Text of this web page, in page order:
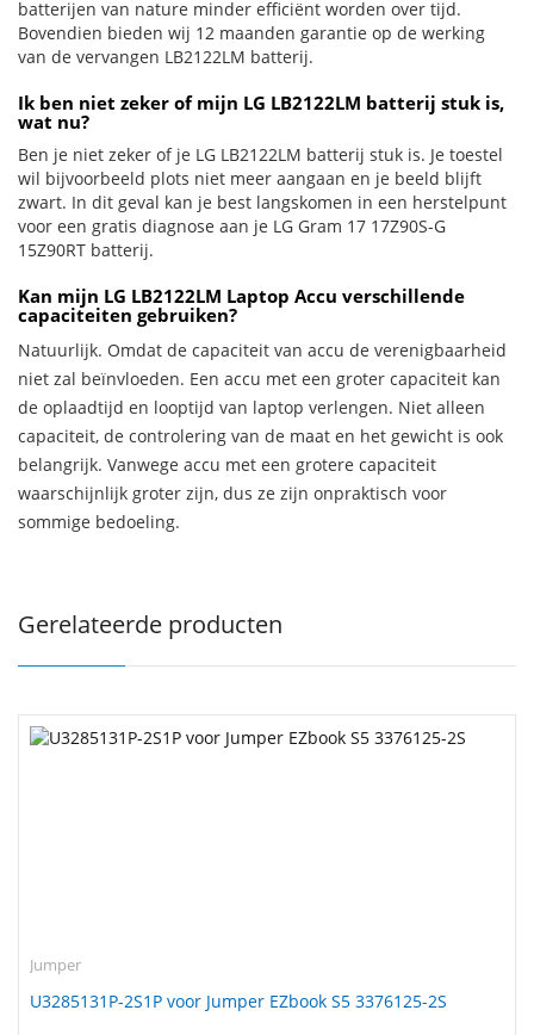
batterijen van nature minder efficiënt worden over tijd.
Bovendien bieden wij 12 maanden garantie op de werking
van de vervangen LB2122LM batterij.
Ik ben niet zeker of mijn LG LB2122LM batterij stuk is,
wat nu?
Ben je niet zeker of je LG LB2122LM batterij stuk is. Je toestel
wil bijvoorbeeld plots niet meer aangaan en je beeld blijft
zwart. In dit geval kan je best langskomen in een herstelpunt
voor een gratis diagnose aan je LG Gram 17 17Z90S-G
15Z90RT batterij.
Kan mijn LG LB2122LM Laptop Accu verschillende
capaciteiten gebruiken?
Natuurlijk. Omdat de capaciteit van accu de verenigbaarheid
niet zal beïnvloeden. Een accu met een groter capaciteit kan
de oplaadtijd en looptijd van laptop verlengen. Niet alleen
capaciteit, de controlering van de maat en het gewicht is ook
belangrijk. Vanwege accu met een grotere capaciteit
waarschijnlijk groter zijn, dus ze zijn onpraktisch voor
sommige bedoeling.
Gerelateerde producten
Jumper
U3285131P-2S1P voor Jumper EZbook S5 3376125-2S